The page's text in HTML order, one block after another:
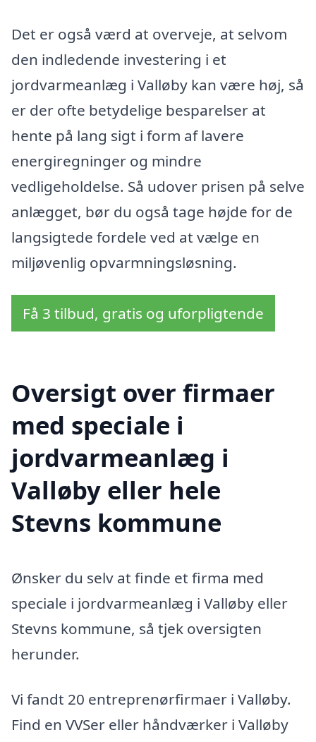
Det er også værd at overveje, at selvom
den indledende investering i et
jordvarmeanlæg i Valløby kan være høj, så
er der ofte betydelige besparelser at
hente på lang sigt i form af lavere
energiregninger og mindre
vedligeholdelse. Så udover prisen på selve
anlægget, bør du også tage højde for de
langsigtede fordele ved at vælge en
miljøvenlig opvarmningsløsning.
Få 3 tilbud, gratis og uforpligtende
Oversigt over firmaer
med speciale i
jordvarmeanlæg i
Valløby eller hele
Stevns kommune
Ønsker du selv at finde et firma med
speciale i jordvarmeanlæg i Valløby eller
Stevns kommune, så tjek oversigten
herunder.
Vi fandt 20 entreprenørfirmaer i Valløby.
Find en VVSer eller håndværker i Valløby